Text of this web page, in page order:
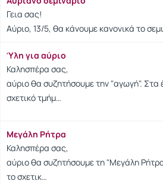
Γεια σας!
Αύριο, 13/5, θα κάνουμε κανονικά το
Ύλη για αύριο
Καλησπέρα σας,
αύριο θα συζητήσουμε την "αγωγή". Στα
σχετικό τμήμ…
Μεγάλη Ρήτρα
Καλησπέρα σας,
αύριο θα συζητήσουμε τη "Μεγάλη
το σχετικ…